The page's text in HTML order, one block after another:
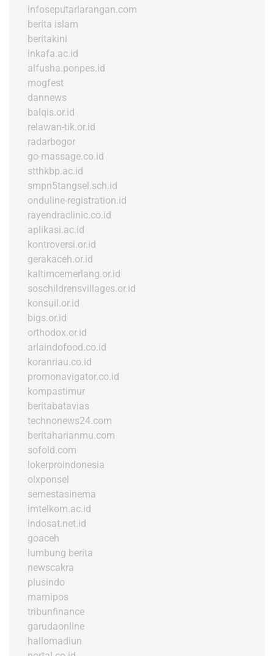
infoseputarlarangan.com
berita islam
beritakini
inkafa.ac.id
alfusha.ponpes.id
mogfest
dannews
balqis.or.id
relawan-tik.or.id
radarbogor
go-massage.co.id
stthkbp.ac.id
smpn5tangsel.sch.id
onduline-registration.id
rayendraclinic.co.id
aplikasi.ac.id
kontroversi.or.id
gerakaceh.or.id
kaltimcemerlang.or.id
soschildrensvillages.or.id
konsuil.or.id
bigs.or.id
orthodox.or.id
arlaindofood.co.id
koranriau.co.id
promonavigator.co.id
kompastimur
beritabatavias
technonews24.com
beritaharianmu.com
sofold.com
lokerproindonesia
olxponsel
semestasinema
imtelkom.ac.id
indosat.net.id
goaceh
lumbung berita
newscakra
plusindo
mamipos
tribunfinance
garudaonline
hallomadiun